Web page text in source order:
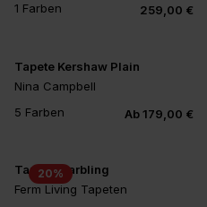
1 Farben
259,00 €
+1
Tapete Kershaw Plain
Nina Campbell
5 Farben
Ab 179,00 €
20%
Tapete Marbling
Ferm Living Tapeten